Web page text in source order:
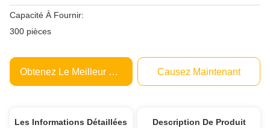
Capacité À Fournir:
300 pièces
Obtenez Le Meilleur Prix Causez Maintenant
Les Informations Détaillées Description De Produit